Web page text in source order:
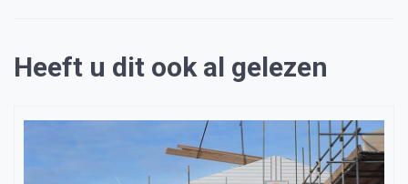
Heeft u dit ook al gelezen